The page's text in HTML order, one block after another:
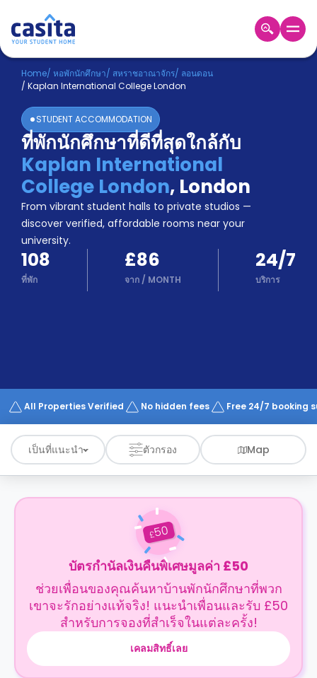
Home TH GBP
เข้าสู่
ระบบ
Booking
Accommodation
About
us
Blog
Refer
And
Earn
Become
A
Partner
Help
Works
Home/ หอพักนักศึกษา/ สหราชอาณาจักร/ ลอนดอน
/ Kaplan International College London
STUDENT ACCOMMODATION
ที่พักนักศึกษาที่ดีที่สุดใกล้กับ
Kaplan International
College London, London
From vibrant student halls to private studios —
discover verified, affordable rooms near your
university.
108
ที่พัก
£86
จาก / MONTH
24/7
บริการ
All Properties Verified No hidden fees Free 24/7 booking
เป็นที่แนะนำ ตัวกรอง Map
£50
บัตรกำนัลเงินคืนพิเศษมูลค่า £50
ช่วยเพื่อนของคุณค้นหาบ้านพักนักศึกษาที่พวก
เขาจะรักอย่างแท้จริง! แนะนำเพื่อนและรับ £50
สำหรับการจองที่สำเร็จในแต่ละครั้ง!
เคลมสิทธิ์เลย